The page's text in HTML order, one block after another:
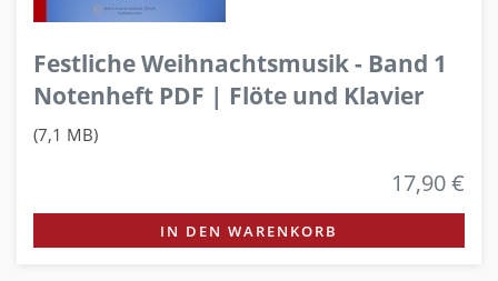
Festliche Weihnachtsmusik - Band 1
Notenheft PDF | Flöte und Klavier
(7,1 MB)
17,90 €
IN DEN WARENKORB